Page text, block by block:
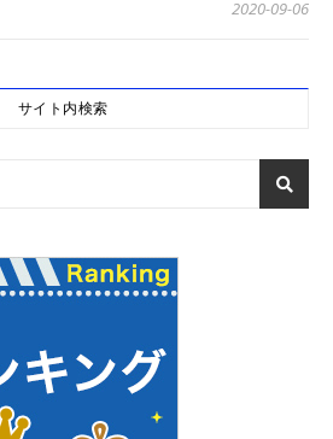
2020-09-06
サイト内検索